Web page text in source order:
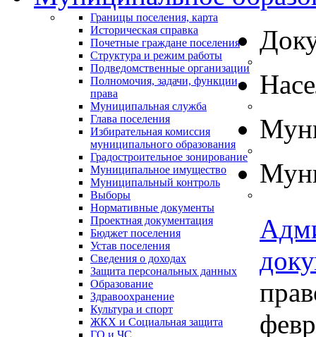
Границы поселения, карта
Историческая справка
Почетные граждане поселения
Структура и режим работы
Подведомственные организации
Полномочия, задачи, функции,
права
Муниципальная служба
Глава поселения
Избирательная комиссия
муниципального образования
Градостроительное зонирование
Муниципальное имущество
Муниципальный контроль
Выборы
Нормативные документы
Проектная документация
Бюджет поселения
Устав поселения
Сведения о доходах
Защита персональных данных
Образование
Здравоохранение
Культура и спорт
ЖКХ и Социальная защита